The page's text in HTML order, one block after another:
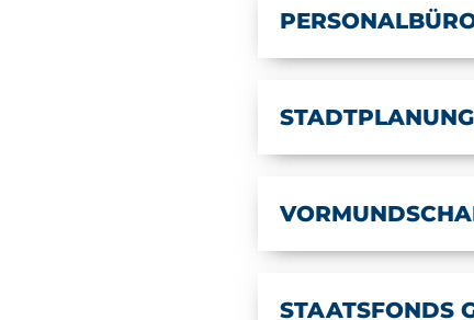
STADTPLANUNG
STAATSFONDS